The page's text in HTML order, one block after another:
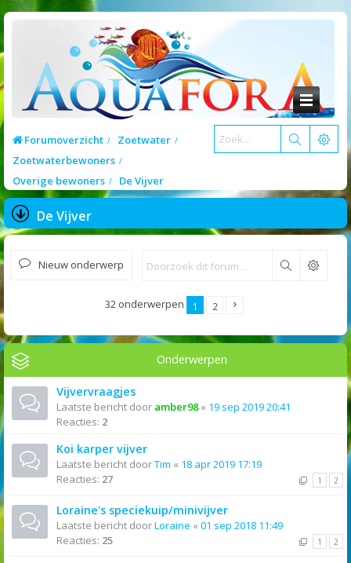
Forumoverzicht
Zoetwater
Zoetwaterbewoners
Overige bewoners
De Vijver
De Vijver
Nieuw onderwerp Zoek
32 onderwerpen 1 2
Onderwerpen
Vijvervraagjes
Laatste bericht door amber98« 19 sep 2019 20:41
Reacties: 2
Koi karper vijver
Laatste bericht doorTim « 18 apr 2019 17:19
Reacties: 27 1 2
Loraine's speciekuip/minivijver
Laatste bericht doorLoraine « 01 sep 2018 11:49
Reacties: 25 1 2